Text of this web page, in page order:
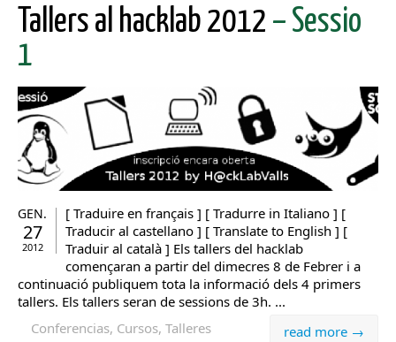
Tallers al hacklab 2012 – Sessio
1
GEN.
27
2012
[ Traduire en français ] [ Tradurre in Italiano ] [
Traducir al castellano ] [ Translate to English ] [
Traduir al català ] Els tallers del hacklab
començaran a partir del dimecres 8 de Febrer i a
continuació publiquem tota la informació dels 4 primers
tallers. Els tallers seran de sessions de 3h. ...
read more →
Conferencias, Cursos, Talleres